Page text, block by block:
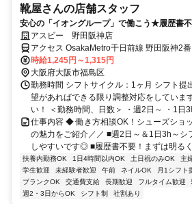
靴屋さんの店舗スタッフ
安心の「イオングループ」で働こう★履歴書
日～＆1日3h～ライフスタイルに合わせて無理
アスビー 野田阪神店
アクセス OsakaMetro千日前線 野田阪神2
野田（阪神線）徒歩約2分、ＪＲ東西線/Ｊ
老江1号出口徒歩約3分 「野田阪神」駅スグ
時給1,245円～1,315円
大阪府大阪市福島区
勤務時間 シフトサイクル：1ヶ月 シフト提
望があればできる限り調整対応をしていま
い！ ＜勤務時間、日数＞ ・週2日～ ・1日3
仕事内容 ◆ 働き方相談OK！シューズショ
の魅力をご紹介／／ ■週2日～＆1日3h～シ
しやすいです◎ ■履歴書不要！まずは明るく
扶養内勤務OK 1日4時間以内OK 土日祝のみOK 主
学生歓迎
未経験者歓迎 午前 ネイルOK 月1シフト
ブランクOK
交通費支給 長期歓迎 フルタイム歓迎
週2・3日からOK
シフト制 社割あり